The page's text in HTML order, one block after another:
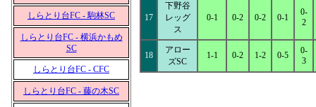
しらとり台FC - 駒林SC
しらとり台FC - 横浜かもめ
SC
しらとり台FC - CFC
しらとり台FC - 藤の木SC
17
下野谷
レッグ
ス
0-1 0-2 0-2 0-1
0-
2
18
アロー
ズSC
1-1 0-2 1-2 0-5
0-
3